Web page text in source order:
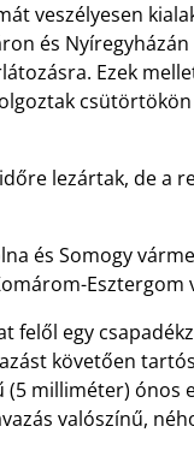
veszélyesen
és
Ezek
lezártak, de a
és Somogy
Esztergom
felől egy
követően
milliméter) ónos
valószínű,